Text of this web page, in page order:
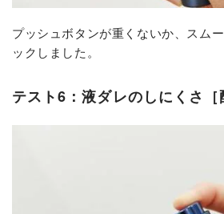
プッシュボタンが重くないか、スム
ックしました。
テスト6：液ダレのしにくさ［